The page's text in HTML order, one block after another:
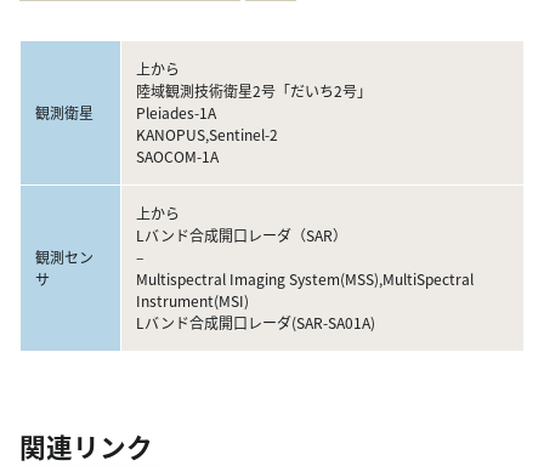
観測衛星
上から
陸域観測技術衛星2号「だいち2号」
Pleiades-1A
KANOPUS,Sentinel-2
SAOCOM-1A
観測セン
サ
上から
Lバンド合成開口レーダ（SAR）
–
Multispectral Imaging System(MSS),MultiSpectral
Instrument(MSI)
Lバンド合成開口レーダ(SAR-SA01A)
関連リンク